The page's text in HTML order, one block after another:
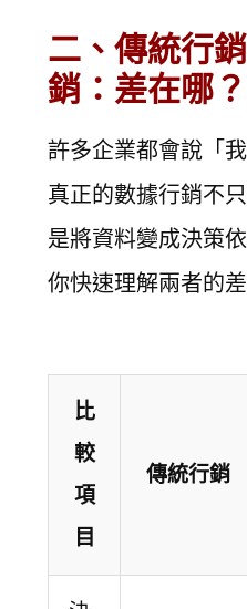
二、傳統行
銷：差在哪？
許多企業都會說「
真正的數據行銷不
是將資料變成決策
你快速理解兩者的差
比
較
項
目
傳統行銷